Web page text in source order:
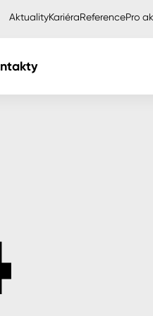
AktualityKariéraReferencePro